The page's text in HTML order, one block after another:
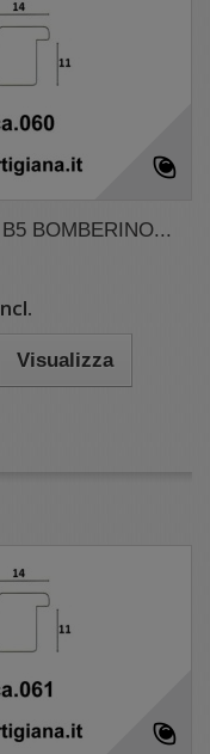
BOMBERINO...
Visualizza